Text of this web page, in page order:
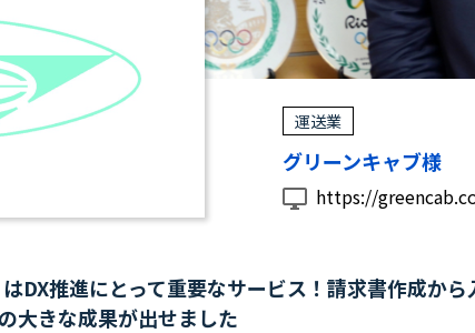
運送業
グリーンキャブ様
https://
DX推進にとって重要なサービス！請求書作成か
大きな成果が出せました